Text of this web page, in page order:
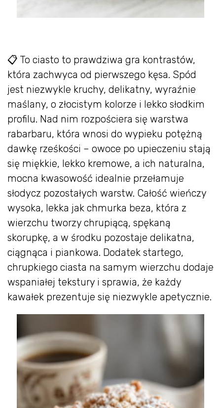
📋 To ciasto to prawdziwa gra kontrastów,
która zachwyca od pierwszego kęsa. Spód
jest niezwykle kruchy, delikatny, wyraźnie
maślany, o złocistym kolorze i lekko słodkim
profilu. Nad nim rozpościera się warstwa
rabarbaru, która wnosi do wypieku potężną
dawkę rześkości – owoce po upieczeniu stają
się miękkie, lekko kremowe, a ich naturalna,
mocna kwasowość idealnie przełamuje
słodycz pozostałych warstw. Całość wieńczy
wysoka, lekka jak chmurka beza, która z
wierzchu tworzy chrupiącą, spękaną
skorupkę, a w środku pozostaje delikatna,
ciągnąca i piankowa. Dodatek startego,
chrupkiego ciasta na samym wierzchu dodaje
wspaniałej tekstury i sprawia, że każdy
kawałek prezentuje się niezwykle apetycznie.